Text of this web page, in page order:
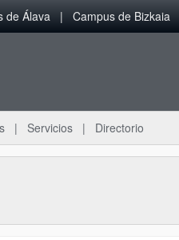
de Álava Campus de Bizkaia
Servicios Directorio